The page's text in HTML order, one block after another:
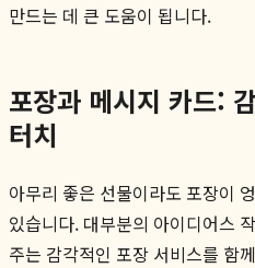
만드는 데 큰 도움이 됩니다.
포장과 메시지 카드:
터치
아무리 좋은 선물이라도 포장이
있습니다. 대부분의 아이디어스
주는 감각적인 포장 서비스를 함